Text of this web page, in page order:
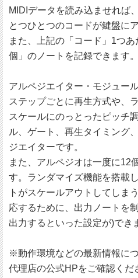
MIDIデータを読み込ませれば
とつひとつのコードが鍵盤に
また、上記の「コード」1つ
個」のノートを記録できます。
アルペジエイター・モジュー
ステップごとに再生方式や、
スケールにのっとったピッチ
ル、ゲート、再生タイミング
ジエイターです。
また、アルペジオは一度に12
す。ランダマイズ機能を搭載
トがスケールアウトしてしま
応するために、出力ノートを
出力するといった設定が)でき
※動作環境などの最新情報に
代理店の公式HPをご確認くだ